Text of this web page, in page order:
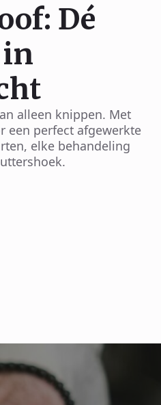
Dé
alleen knippen. Met
een perfect afgewerkte
elke behandeling